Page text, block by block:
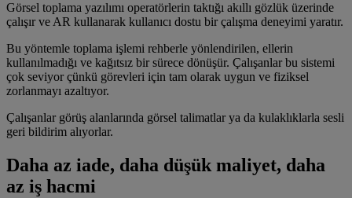
Görsel toplama yazılımı operatörlerin taktığı akıllı gözlük üzerinde
çalışır ve AR kullanarak kullanıcı dostu bir çalışma deneyimi yaratır.
Bu yöntemle toplama işlemi rehberle yönlendirilen, ellerin
kullanılmadığı ve kağıtsız bir sürece dönüşür. Çalışanlar bu sistemi
çok seviyor çünkü görevleri için tam olarak uygun ve fiziksel
zorlanmayı azaltıyor.
Çalışanlar görüş alanlarında görsel talimatlar ya da kulaklıklarla sesli
geri bildirim alıyorlar.
Daha az iade, daha düşük maliyet, daha
az iş hacmi